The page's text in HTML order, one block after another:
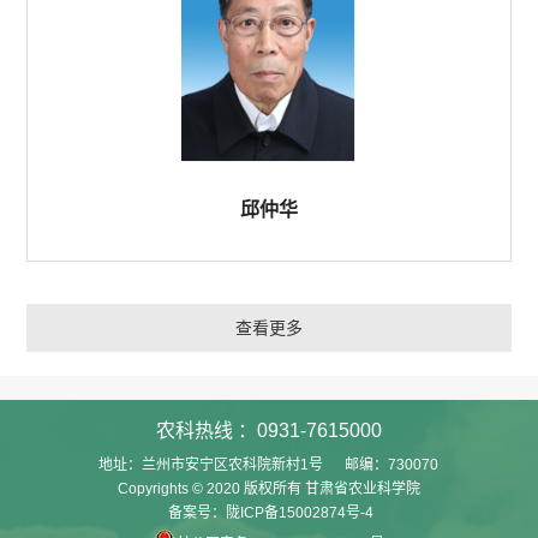
邱仲华
查看更多
农科热线 ：0931-7615000
地址：兰州市安宁区农科院新村1号 邮编：730070
Copyrights © 2020 版权所有 甘肃省农业科学院
备案号：陇ICP备15002874号-4